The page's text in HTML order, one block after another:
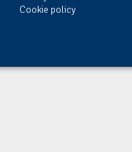
Cookie policy